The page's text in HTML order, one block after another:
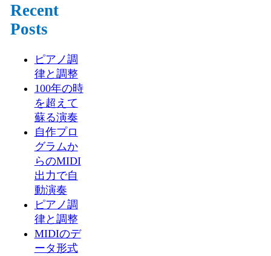
Recent
Posts
ピアノ調
律と調整
100年の時
を超えて
蘇る演奏
自作プロ
グラムか
らのMIDI
出力で自
動演奏
ピアノ調
律と調整
MIDIのデ
ータ形式